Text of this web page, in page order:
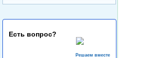
Есть вопрос?
Решаем вместе